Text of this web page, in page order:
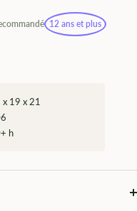
12 ans et plus
x 19 x 21
h